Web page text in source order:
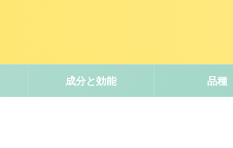
成分と効能 品種